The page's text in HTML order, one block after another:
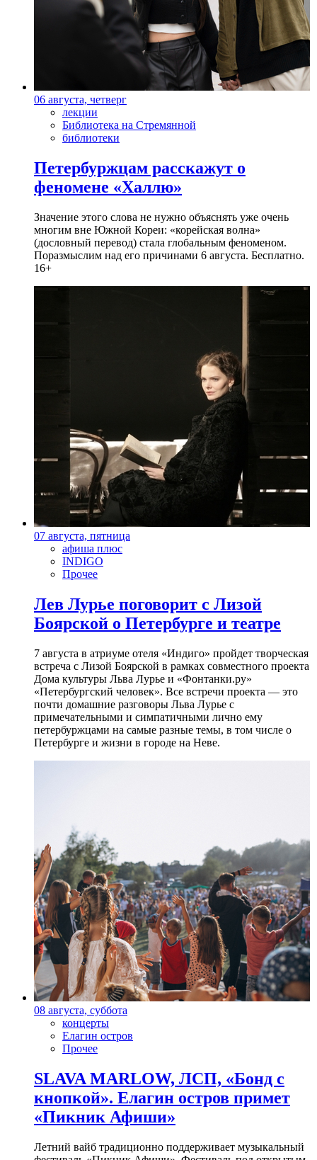
06 августа, четверг
лекции
Библиотека на Стремянной
библиотеки
Петербуржцам расскажут о
феномене «Халлю»
Значение этого слова не нужно объяснять уже очень
многим вне Южной Кореи: «корейская волна»
(дословный перевод) стала глобальным феноменом.
Поразмыслим над его причинами 6 августа. Бесплатно.
16+
07 августа, пятница
афиша плюс
INDIGO
Прочее
Лев Лурье поговорит с Лизой
Боярской о Петербурге и театре
7 августа в атриуме отеля «Индиго» пройдет творческая
встреча с Лизой Боярской в рамках совместного проекта
Дома культуры Льва Лурье и «Фонтанки.ру»
«Петербургский человек». Все встречи проекта — это
почти домашние разговоры Льва Лурье с
примечательными и симпатичными лично ему
петербуржцами на самые разные темы, в том числе о
Петербурге и жизни в городе на Неве.
08 августа, суббота
концерты
Елагин остров
Прочее
SLAVA MARLOW, ЛСП, «Бонд с
кнопкой». Елагин остров примет
«Пикник Афиши»
Летний вайб традиционно поддерживает музыкальный